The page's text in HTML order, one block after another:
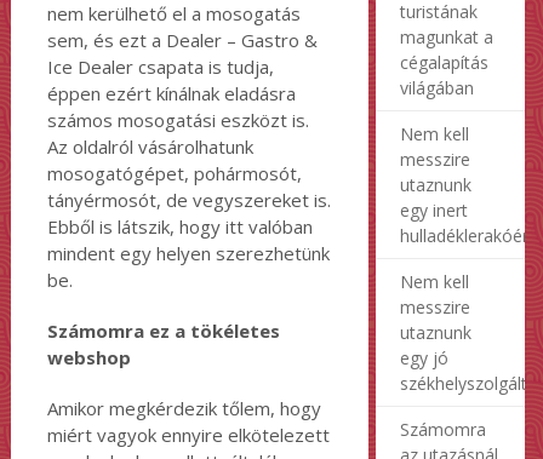
nem kerülhető el a mosogatás
sem, és ezt a Dealer – Gastro &
Ice Dealer csapata is tudja,
éppen ezért kínálnak eladásra
számos mosogatási eszközt is.
Az oldalról vásárolhatunk
mosogatógépet, pohármosót,
tányérmosót, de vegyszereket is.
Ebből is látszik, hogy itt valóban
mindent egy helyen szerezhetünk
be.
Számomra ez a tökéletes
webshop
Amikor megkérdezik tőlem, hogy
miért vagyok ennyire elkötelezett
turistának
magunkat a
cégalapítás
világában
Nem kell
messzire
utaznunk
egy inert
hulladéklerakóért
Nem kell
messzire
utaznunk
egy jó
Számomra